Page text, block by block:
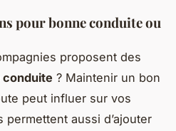
pour bonne conduite ou
proposent des
conduite ? Maintenir un bon
peut influer sur vos
aussi d’ajouter